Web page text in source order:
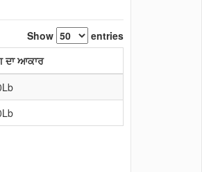
Show
entries
ਦਾ ਆਕਾਰ